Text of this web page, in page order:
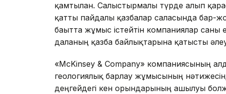
қамтылған. Салыстырмалы түрде алып
қатты пайдалы қазбалар саласында бар-
бағытта жұмыс істейтін компаниялар
даланың қазба байлықтарына қатысты
«McKinsey & Company» компаниясының
геологиялық барлау жұмысының
деңгейдегі кен орындарының ашылуы